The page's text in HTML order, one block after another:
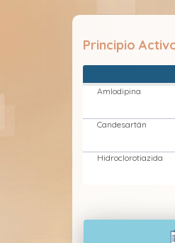
Principio
Amlodipina
Candesartán
Hidroclorotiazida